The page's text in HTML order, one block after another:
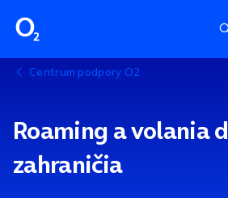
Centrum podpory O2
Roaming a volania
zahraničia